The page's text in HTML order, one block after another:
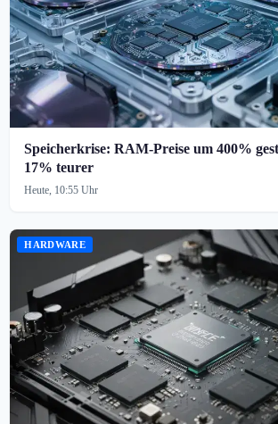
Speicherkrise: RAM-Preise um 400%
17% teurer
Heute, 10:55 Uhr
HARDWARE